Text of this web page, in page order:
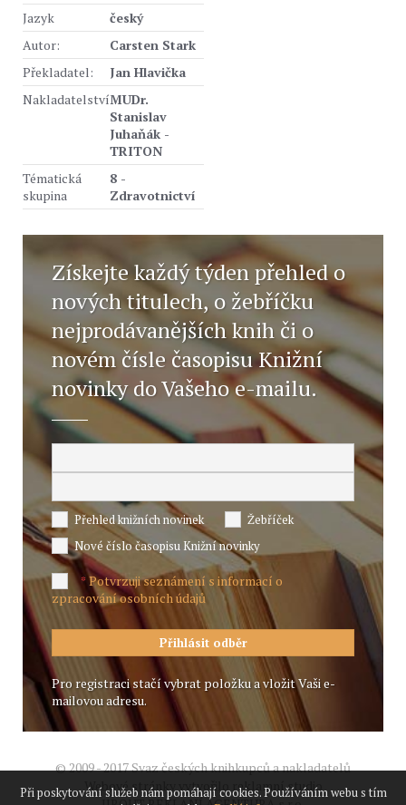
Jazyk
český
Autor:
Carsten Stark
Překladatel:
Jan Hlavička
NakladatelstvíMUDr.
Stanislav
Juhaňák -
TRITON
Tématická
skupina
8 -
Zdravotnictví
Získejte každý týden přehled o
nových titulech, o žebříčku
nejprodávanějších knih či o
novém čísle časopisu Knižní
novinky do Vašeho e-mailu.
Přehled knižních novinek
Žebříček
Nové číslo časopisu Knižní novinky
*Potvrzuji seznámení s informací o
zpracování osobních údajů
Pro registraci stačí vybrat položku a vložit Vaši e-
mailovou adresu.
© 2009 - 2017 Svaz českých knihkupců a nakladatelů
Webové stránky vytvořilo reklamní studio
Při poskytování služeb nám pomáhají cookies. Používáním webu s tím